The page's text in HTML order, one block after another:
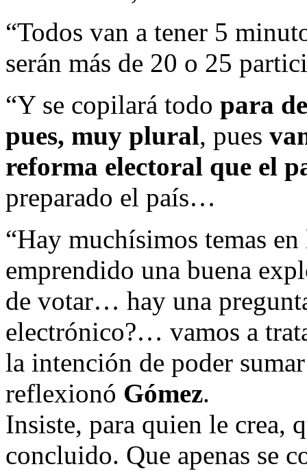
“Todos van a tener 5
serán más de 20 o 25
“Y se copilará todo para
pues, muy plural, pues
reforma electoral que el
preparado el país…
“Hay muchísimos temas
emprendido una buena
de votar… hay una
electrónico?… vamos a
la intención de poder
reflexionó Gómez.
Insiste, para quien le crea,
concluido. Que apenas se